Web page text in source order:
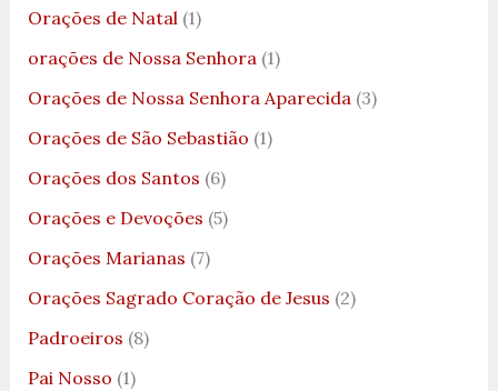
Orações de Natal(1)
orações de Nossa Senhora(1)
Orações de Nossa Senhora Aparecida(3)
Orações de São Sebastião (1)
Orações dos Santos (6)
Orações e Devoções (5)
Orações Marianas (7)
Orações Sagrado Coração de Jesus (2)
Padroeiros (8)
Pai Nosso (1)